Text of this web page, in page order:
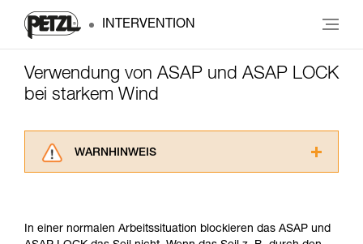
INTERVENTION
Verwendung von ASAP und ASAP LOCK
bei starkem Wind
WARNHINWEIS
ziehen. Um diese Zusatzinformationen
In einer normalen Arbeitssituation blockieren das ASAP und